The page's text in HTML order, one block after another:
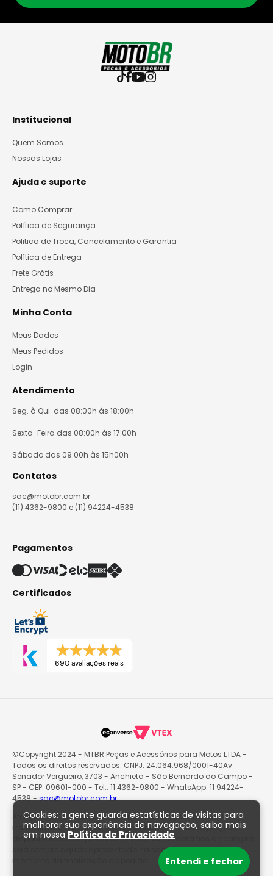
Cookies: a gente guarda estatísticas de visitas para
melhorar sua experiência de navegação, saiba mais
em nossa Política de Privacidade
Entendi e fechar
Institucional
Quem Somos
Nossas Lojas
Ajuda e suporte
Como Comprar
Política de Segurança
Politica de Troca, Cancelamento e Garantia
Política de Entrega
Frete Grátis
Entrega no Mesmo Dia
Minha Conta
Meus Dados
Meus Pedidos
Login
Atendimento
Seg. à Qui. das 08:00h às 18:00h
Sexta-Feira das 08:00h às 17:00h
Sábado das 09:00h às 15h00h
Contatos
sac@motobr.com.br
(11) 4362-9800 e (11) 94224-4538
Pagamentos
Certificados
690 avaliações reais
©Copyright 2024 - MTBR Peças e Acessórios para Motos LTDA -
Todos os direitos reservados. CNPJ: 24.064.968/0001-40Av.
Senador Vergueiro, 3703 - Anchieta - São Bernardo do Campo -
SP - CEP: 09601-000 - Tel.: 11 4362-9800 - WhatsApp: 11 94224-
4538 -sac@motobr.com.br
Atenção: O site poderá passar por atualizações e eventuais
instabilidades nas informações exibidas, incluindo preços e
disponibilidade de produtos. O valor válido para fins de compra
será sempre aquele apresentado na sacola de produtos no
momento da finalização do pedido.